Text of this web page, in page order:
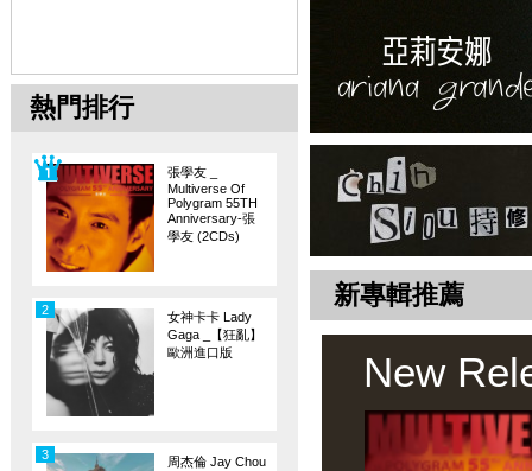
熱門排行
張學友 _
Multiverse Of
Polygram 55TH
Anniversary-張
學友 (2CDs)
女神卡卡 Lady
Gaga _【狂亂】
歐洲進口版
2
周杰倫 Jay Chou
3
新專輯推薦
New